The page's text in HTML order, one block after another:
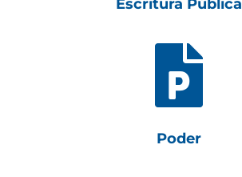
Escritura Pública

Poder